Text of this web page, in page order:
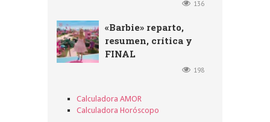
136
«Barbie» reparto,
resumen, crítica y
FINAL
198
Calculadora AMOR
Calculadora Horóscopo